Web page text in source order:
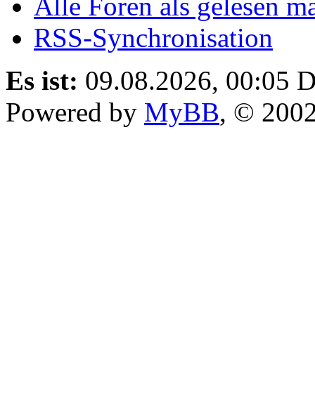
RSS-Synchronisation
Es ist: 09.08.2026, 00:05
Powered by MyBB, ©